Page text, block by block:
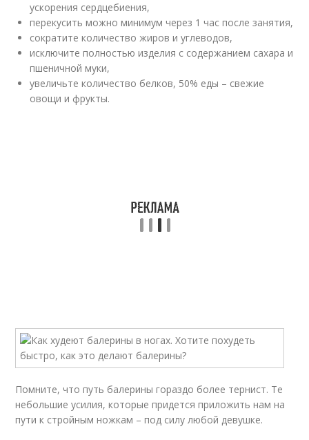
ускорения сердцебиения,
перекусить можно минимум через 1 час после занятия,
сократите количество жиров и углеводов,
исключите полностью изделия с содержанием сахара и
пшеничной муки,
увеличьте количество белков, 50% еды – свежие
овощи и фрукты.
Помните, что путь балерины гораздо более тернист. Те
небольшие усилия, которые придется приложить нам на
пути к стройным ножкам – под силу любой девушке.